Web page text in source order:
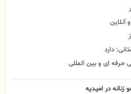
دارد
حرفه ای و بین المللی
زنانه در امیدیه